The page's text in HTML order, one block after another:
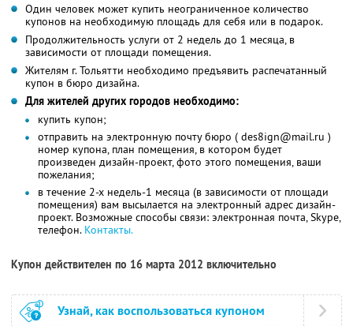
Один человек может купить неограниченное количество
купонов на необходимую площадь для себя или в подарок.
Продолжительность услуги от 2 недель до 1 месяца, в
зависимости от площади помещения.
Жителям г. Тольятти необходимо предъявить распечатанный
купон в бюро дизайна.
Для жителей других городов необходимо:
купить купон;
отправить на электронную почту бюро ( des8ign@mail.ru )
номер купона, план помещения, в котором будет
произведен дизайн-проект, фото этого помещения, ваши
пожелания;
в течение 2-х недель-1 месяца (в зависимости от площади
помещения) вам высылается на электронный адрес дизайн-
проект. Возможные способы связи: электронная почта, Skype,
телефон.Контакты.
Купон действителен по 16 марта 2012 включительно
Узнай, как воспользоваться купоном